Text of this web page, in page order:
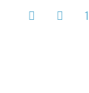
1